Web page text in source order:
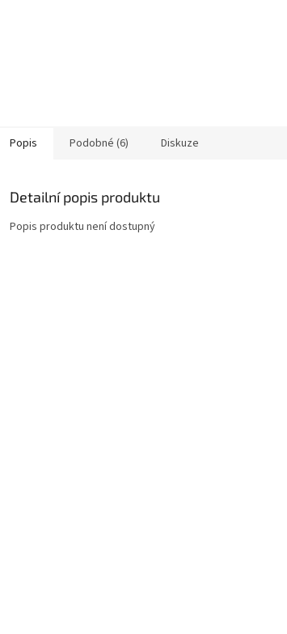
Popis Podobné (6) Diskuze
Detailní popis produktu
Popis produktu není dostupný